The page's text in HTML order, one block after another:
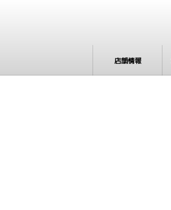
店舗情報